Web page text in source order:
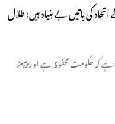
کی باتیں بے بنیاد ہیں: طلال
کہ حکومت محفوظ ہے اور پیپلز